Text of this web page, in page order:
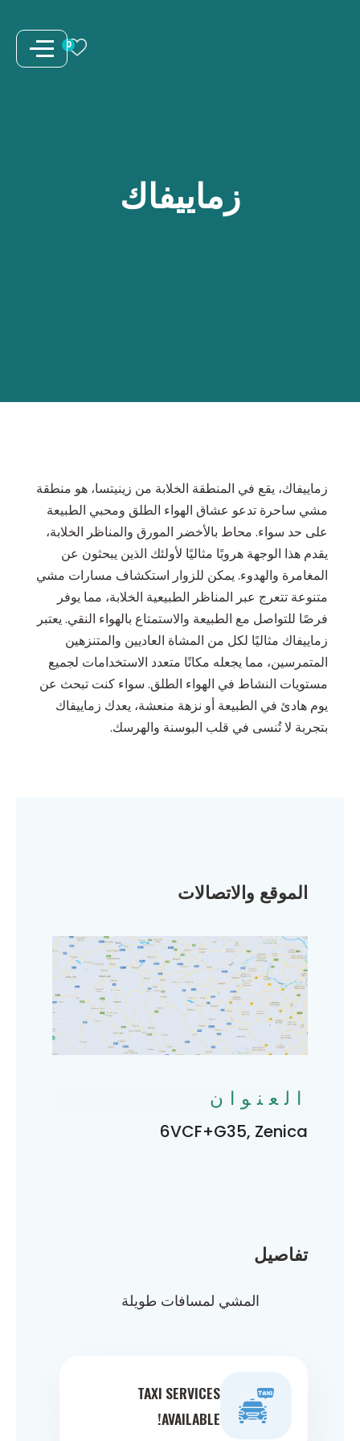
0
زماييفاك
زماييفاك، يقع في المنطقة الخلابة من زينيتسا، هو منطقة
مشي ساحرة تدعو عشاق الهواء الطلق ومحبي الطبيعة
على حد سواء. محاط بالأخضر المورق والمناظر الخلابة،
يقدم هذا الوجهة هروبًا مثاليًا لأولئك الذين يبحثون عن
المغامرة والهدوء. يمكن للزوار استكشاف مسارات مشي
متنوعة تتعرج عبر المناظر الطبيعية الخلابة، مما يوفر
فرصًا للتواصل مع الطبيعة والاستمتاع بالهواء النقي. يعتبر
زماييفاك مثاليًا لكل من المشاة العاديين والمتنزهين
المتمرسين، مما يجعله مكانًا متعدد الاستخدامات لجميع
مستويات النشاط في الهواء الطلق. سواء كنت تبحث عن
يوم هادئ في الطبيعة أو نزهة منعشة، يعدك زماييفاك
بتجربة لا تُنسى في قلب البوسنة والهرسك.
تفاصيل
المشي لمسافات طويلة
TAXI SERVICES
AVAILABLE!
الموقع والاتصالات
العنوان
6VCF+G35, Zenica